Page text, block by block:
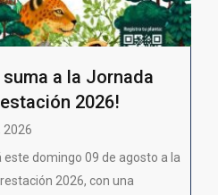
a la Jornada
2026!
2026
domingo 09 de agosto a la
2026, con una